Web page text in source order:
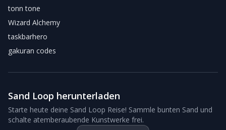
tonn tone
Wizard Alchemy
taskbarhero
gakuran codes
Sand Loop herunterladen
Starte heute deine Sand Loop Reise! Sammle bunten Sand und
schalte atemberaubende Kunstwerke frei.